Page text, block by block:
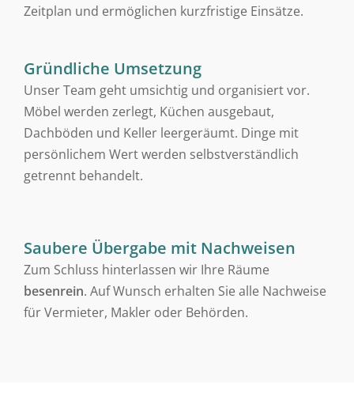
Zeitplan und ermöglichen kurzfristige Einsätze.
Gründliche Umsetzung
Unser Team geht umsichtig und organisiert vor.
Möbel werden zerlegt, Küchen ausgebaut,
Dachböden und Keller leergeräumt. Dinge mit
persönlichem Wert werden selbstverständlich
getrennt behandelt.
Saubere Übergabe mit Nachweisen
Zum Schluss hinterlassen wir Ihre Räume
besenrein. Auf Wunsch erhalten Sie alle Nachweise
für Vermieter, Makler oder Behörden.